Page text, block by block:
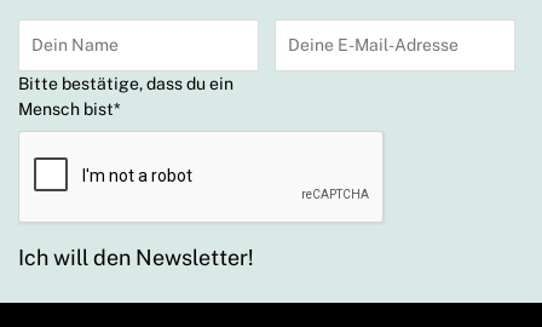
Bitte bestätige, dass du ein
Mensch bist*
Ich will den Newsletter!